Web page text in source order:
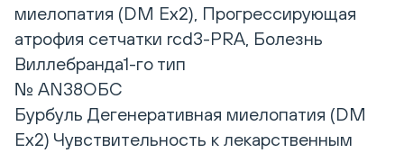
миелопатия (DM Ex2), Прогрессирующая
атрофия сетчатки rcd3-PRA, Болезнь
Виллебранда1-го тип
№ AN38ОБС
Бурбуль Дегенеративная миелопатия (DM
Ex2) Чувствительность к лекарственным